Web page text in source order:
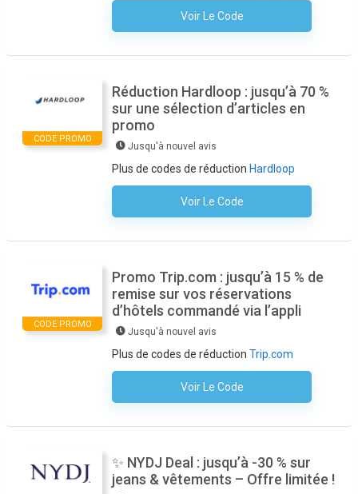
Voir Le Code
Aucun Code N'est Nécessaire
CODE PROMO
Réduction Hardloop : jusqu’à 70 %
sur une sélection d’articles en
promo
Jusqu'à nouvel avis
Plus de codes de réduction Hardloop
Voir Le Code
Aucun Code N'est Nécessaire
CODE PROMO
Promo Trip.com : jusqu’à 15 % de
remise sur vos réservations
d’hôtels commandé via l’appli
Jusqu'à nouvel avis
Plus de codes de réduction Trip.com
Voir Le Code
Aucun Code N'est Nécessaire
✨ NYDJ Deal : jusqu’à -30 % sur
jeans & vêtements – Offre limitée !